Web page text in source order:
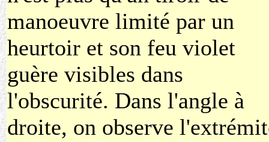
manoeuvre limité par un
heurtoir et son feu violet
guère visibles dans
l'obscurité. Dans l'angle à
droite, on observe